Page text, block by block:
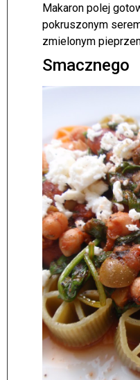
Makaron polej
pokruszonym
zmielonym
Smacznego